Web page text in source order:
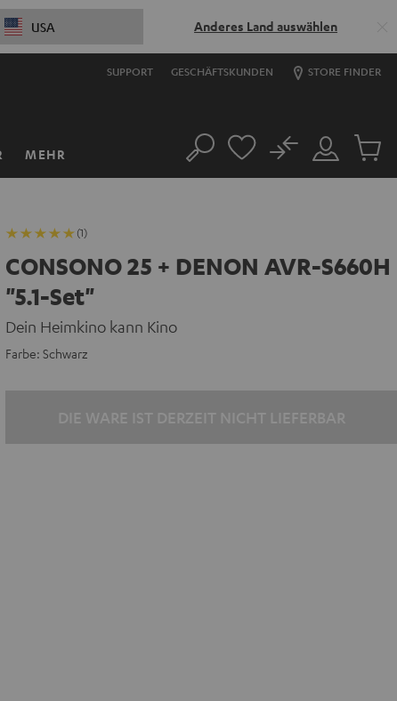
USA Anderes Land auswählen
SUPPORT GESCHÄFTSKUNDEN STORE FINDER
MEHR Suche
Mein
Konto
No
Artikel
(1)
CONSONO 25 + DENON AVR-S660H
"5.1-Set"
Dein Heimkino kann Kino
Farbe: Schwarz